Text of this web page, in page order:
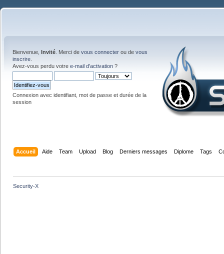
Bienvenue, Invité . Merci de vous connecter ou de vous
inscrire
Avez-vous perdu votre e-mail d'activation ?
Connexion avec identifiant, mot de passe et durée de la
session
Accueil Aide Team Upload Blog Derniers messages Diplome Tags
Security-X